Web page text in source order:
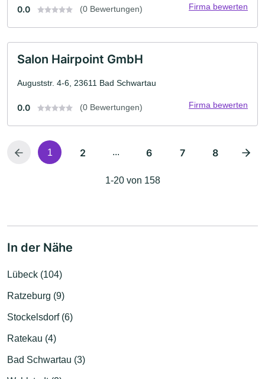
0.0 (0 Bewertungen) Firma bewerten
Salon Hairpoint GmbH
Auguststr. 4-6, 23611 Bad Schwartau
0.0 (0 Bewertungen) Firma bewerten
1 2 ... 6 7 8
1-20 von 158
In der Nähe
Lübeck (104)
Ratzeburg (9)
Stockelsdorf (6)
Ratekau (4)
Bad Schwartau (3)